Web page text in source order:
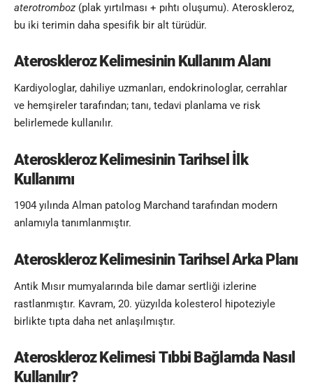
aterotromboz (plak yırtılması + pıhtı oluşumu). Ateroskleroz,
bu iki terimin daha spesifik bir alt türüdür.
Ateroskleroz KelimesininKullanım Alanı
Kardiyologlar, dahiliye uzmanları, endokrinologlar, cerrahlar
ve hemşireler tarafından; tanı, tedavi planlama ve risk
belirlemede kullanılır.
Ateroskleroz KelimesininTarihsel İlk
Kullanımı
1904 yılında Alman patolog Marchand tarafından modern
anlamıyla tanımlanmıştır.
Ateroskleroz KelimesininTarihsel Arka Planı
Antik Mısır mumyalarında bile damar sertliği izlerine
rastlanmıştır. Kavram, 20. yüzyılda kolesterol hipoteziyle
birlikte tıpta daha net anlaşılmıştır.
Ateroskleroz Kelimesi Tıbbi Bağlamda Nasıl
Kullanılır?